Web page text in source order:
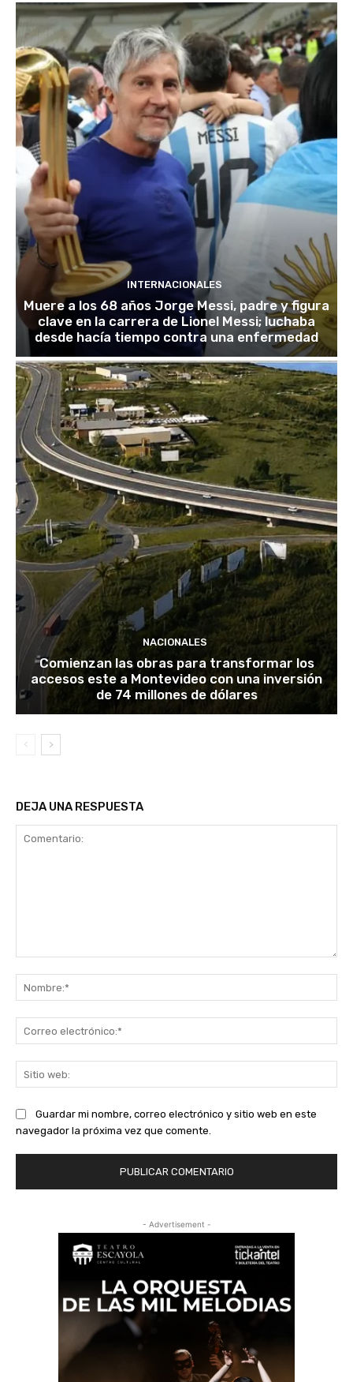
INTERNACIONALES
Muere a los 68 años Jorge Messi, padre y figura
clave en la carrera de Lionel Messi; luchaba
desde hacía tiempo contra una enfermedad
NACIONALES
Comienzan las obras para transformar los
accesos este a Montevideo con una inversión
de 74 millones de dólares
DEJA UNA RESPUESTA
Guardar mi nombre, correo electrónico y sitio web en este
navegador la próxima vez que comente.
- Advertisement -